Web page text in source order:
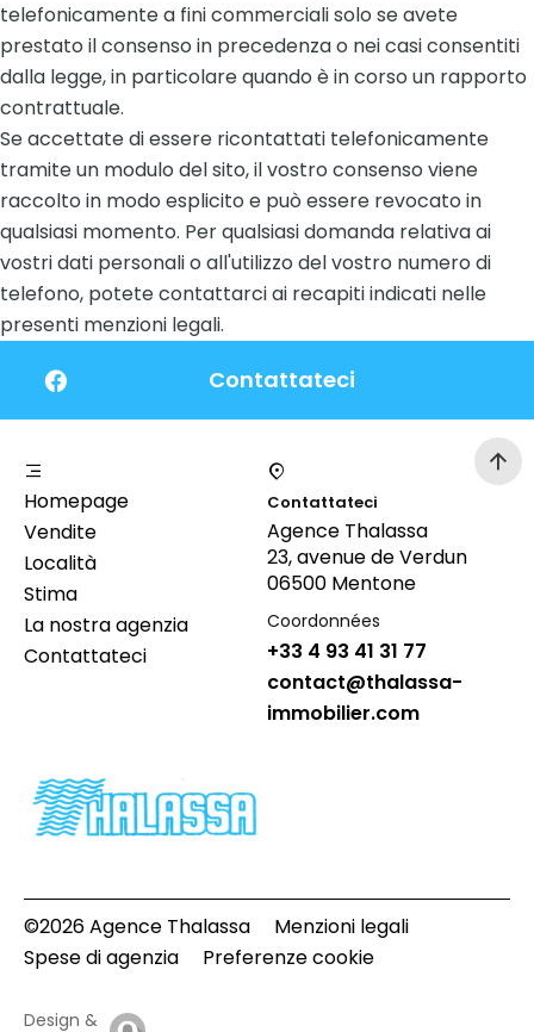
telefonicamente a fini commerciali solo se avete
prestato il consenso in precedenza o nei casi consentiti
dalla legge, in particolare quando è in corso un rapporto
contrattuale.
Se accettate di essere ricontattati telefonicamente
tramite un modulo del sito, il vostro consenso viene
raccolto in modo esplicito e può essere revocato in
qualsiasi momento. Per qualsiasi domanda relativa ai
vostri dati personali o all'utilizzo del vostro numero di
telefono, potete contattarci ai recapiti indicati nelle
presenti menzioni legali.
Contattateci
Homepage
Vendite
Località
Stima
La nostra agenzia
Contattateci
Contattateci
Agence Thalassa
23, avenue de Verdun
06500 Mentone
Coordonnées
+33 4 93 41 31 77
contact@thalassa-
immobilier.com
©2026 Agence Thalassa
Menzioni legali
Spese di agenzia
Preferenze cookie
Design &